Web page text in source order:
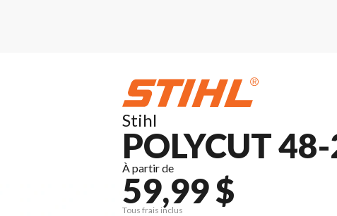
Stihl
POLYCUT
À partir de
59,99 $
Tous frais inclus